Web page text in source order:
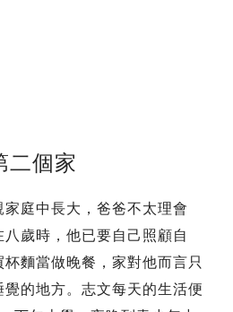
二個家
庭中長大，爸爸不太理會
歲時，他已要自己照顧自
麵當做晚餐，家對他而言只
的地方。志文每天的生活便